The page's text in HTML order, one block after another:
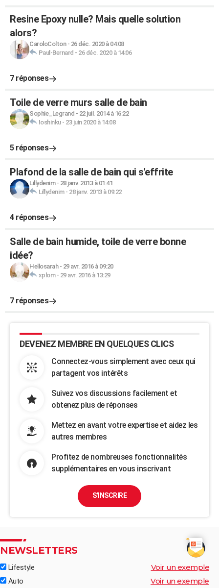
Resine Epoxy nulle? Mais quelle solution
alors?
CaroloColton- 26 déc. 2020 à 04:08
Paul-Bernard - 26 déc. 2020 à 14:06
7 réponses
Toile de verre murs salle de bain
Sophie_Legrand - 22 juil. 2014 à 16:22
Ioshinku- 23 juin 2020 à 14:08
5 réponses
Plafond de la salle de bain qui s'effrite
Lillydenim- 28 janv. 2013 à 01:41
Lillydenim- 28 janv. 2013 à 09:22
4 réponses
Salle de bain humide, toile de verre bonne
idée?
Hellosarah- 29 avr. 2016 à 09:20
xplom- 29 avr. 2016 à 13:29
7 réponses
DEVENEZ MEMBRE EN QUELQUES CLICS
Connectez-vous simplement avec ceux qui
partagent vos intérêts
Suivez vos discussions facilement et
obtenez plus de réponses
Mettez en avant votre expertise et aidez les
autres membres
Profitez de nombreuses fonctionnalités
supplémentaires en vous inscrivant
S'INSCRIRE
NEWSLETTERS
Lifestyle Voir un exemple
Auto Voir un exemple